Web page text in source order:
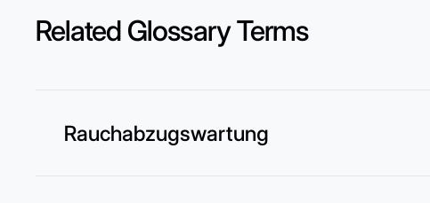
Related Glossary Terms
Rauchabzugswartung